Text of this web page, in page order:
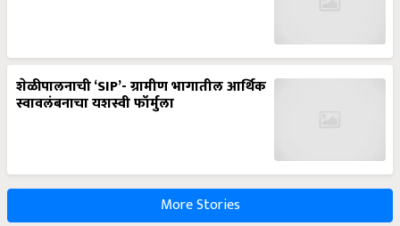
शेळीपालनाची ‘SIP’- ग्रामीण भागातील आर्थिक
स्वावलंबनाचा यशस्वी फॉर्मुला
More Stories